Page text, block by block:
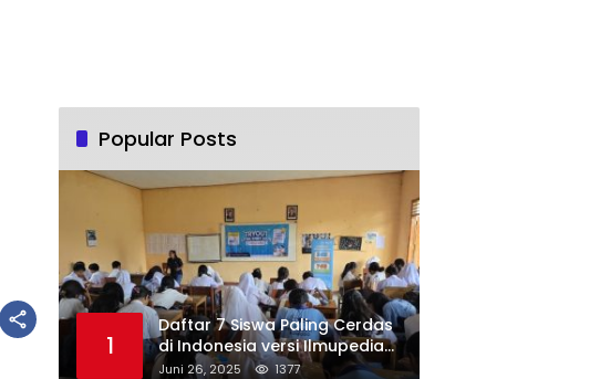
Popular Posts
1
Daftar 7 Siswa Paling Cerdas
di Indonesia versi Ilmupedia
Tryout UTBK 2025
Juni 26, 2025 1377